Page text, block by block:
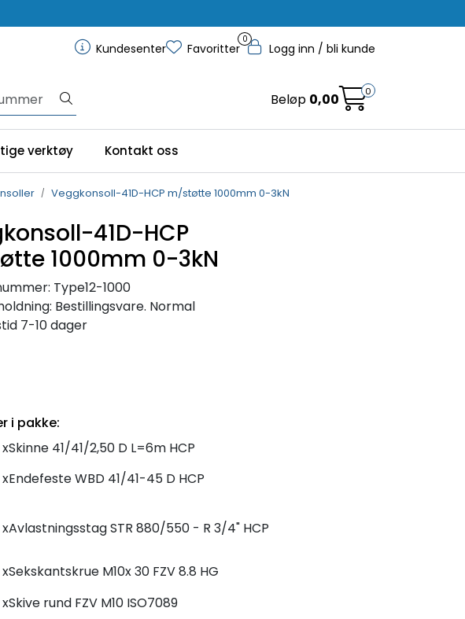
Kundesenter
0
Favoritter Logg inn / bli kunde
Beløp 0,00 0
verktøy Kontakt oss
Veggkonsoll-41D-HCP m/støtte 1000mm 0-3kN
41D-HCP
1000mm 0-3kN
Type12-1000
Bestillingsvare. Normal
7-10 dager
i pakke:
xSkinne 41/41/2,50 D L=6m HCP
xEndefeste WBD 41/41-45 D HCP
xAvlastningsstag STR 880/550 - R 3/4" HCP
xSekskantskrue M10x 30 FZV 8.8 HG
xSkive rund FZV M10 ISO7089